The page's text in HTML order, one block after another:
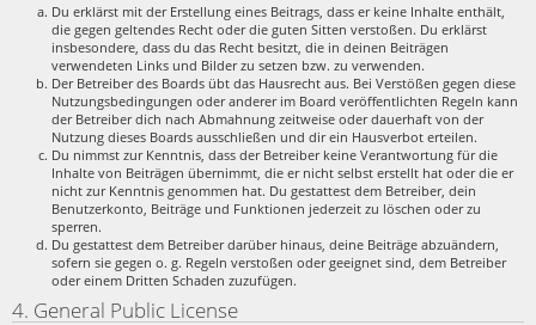
Du erklärst mit der Erstellung eines Beitrags, dass er keine Inhalte enthält,
die gegen geltendes Recht oder die guten Sitten verstoßen. Du erklärst
insbesondere, dass du das Recht besitzt, die in deinen Beiträgen
verwendeten Links und Bilder zu setzen bzw. zu verwenden.
Der Betreiber des Boards übt das Hausrecht aus. Bei Verstößen gegen diese
Nutzungsbedingungen oder anderer im Board veröffentlichten Regeln kann
der Betreiber dich nach Abmahnung zeitweise oder dauerhaft von der
Nutzung dieses Boards ausschließen und dir ein Hausverbot erteilen.
Du nimmst zur Kenntnis, dass der Betreiber keine Verantwortung für die
Inhalte von Beiträgen übernimmt, die er nicht selbst erstellt hat oder die er
nicht zur Kenntnis genommen hat. Du gestattest dem Betreiber, dein
Benutzerkonto, Beiträge und Funktionen jederzeit zu löschen oder zu
sperren.
Du gestattest dem Betreiber darüber hinaus, deine Beiträge abzuändern,
sofern sie gegen o. g. Regeln verstoßen oder geeignet sind, dem Betreiber
oder einem Dritten Schaden zuzufügen.
4. General Public License